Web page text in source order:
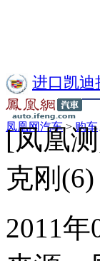
进口凯迪
凤凰网汽车>购车
[凤凰
克刚(6)
2011年